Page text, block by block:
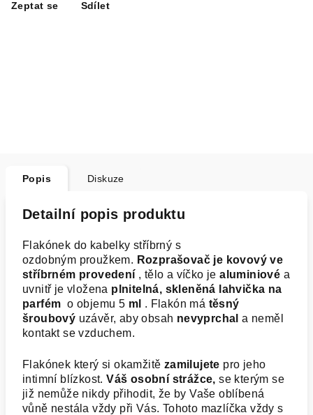
Zeptat se Sdílet
Popis Diskuze
Detailní popis produktu
Flakónek do kabelky stříbrný s
ozdobným proužkem. Rozprašovač je kovový ve
stříbrném provedení , tělo a víčko jealuminiové a
uvnitř je vložena plnitelná, skleněná lahvička na
parfém o objemu 5 ml . Flakón má těsný
šroubový uzávěr, aby obsah nevyprchal a neměl
kontakt se vzduchem.
Flakónek který si okamžitě zamilujete pro jeho
intimní blízkost.Váš osobní strážce, se kterým se
již nemůže nikdy přihodit, že by Vaše oblíbená
vůně nestála vždy při Vás. Tohoto mazlíčka vždy s